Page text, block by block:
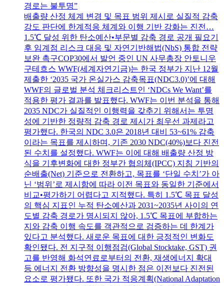
경로는 불투명”
배출량 산정 체계 변경 및 목표 범위 제시로 실질적 감축
강도 판단에 한계적응 체계와 이행 기반 강화는 진전…
1.5℃ 달성 위한 탄소예산•부문별 감축 경로 공개 필요기
후 임계점 리스크 대응 및 자연기반해법(NbS) 통합 전략
보완 촉구COP30에서 발언 중인 UN 사무총장 안토니우
구테흐스 WWF(세계자연기금)는 한국 정부가 지난 12월
제출한 ‘2035 국가 온실가스 감축목표(NDC3.0)’에 대해
WWF의 글로벌 분석 체크리스트인 ‘NDCs We Want’를
적용한 평가 결과를 발표했다. WWF는 이번 분석을 통해
2035 NDC가 실질적인 이행력을 갖추기 위해서는 투명
성에 기반한 정량적 감축 경로 제시가 최우선 과제라고
평가했다. 한국의 NDC 3.0은 2018년 대비 53~61% 감축
이라는 목표를 제시하며, 기존 2030 NDC(40%)보다 진전
된 수치를 설정했다. WWF는 이에 대해 배출량 산정 방
식을 기후변화에 대한 정부간 협의체(IPCC) 지침 기반의
순배출(Net) 기준으로 전환하고, 목표를 ‘단일 수치’가 아
닌 ‘범위’로 제시함에 따라 이전 목표와 동일한 기준에서
비교•평가하기 어렵다고 지적했다. 특히 1.5℃ 목표 달성
의 핵심 지표인 누적 탄소예산과 2031~2035년 사이의 연
도별 감축 경로가 명시되지 않아, 1.5℃ 목표에 부합하는
지와 감축 이행 속도를 객관적으로 검증하는 데 한계가
있다고 분석했다. 새로운 목표에 대한 긍정적인 변화도
확인됐다. 전 지구적 이행점검(Global Stocktake, GST) 권
고를 반영해 화석연료로부터의 전환, 재생에너지 확대
등 에너지 전환 방향성을 명시한 점은 이전보다 진전된
요소로 평가됐다. 또한 국가 적응계획(National Adaptation